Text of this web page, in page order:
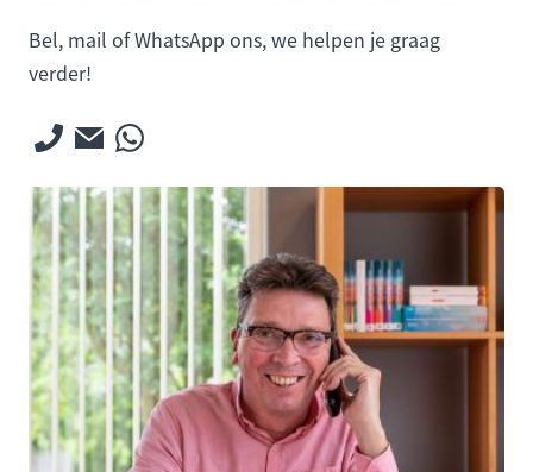
Bel, mail of WhatsApp ons, we helpen je graag
verder!